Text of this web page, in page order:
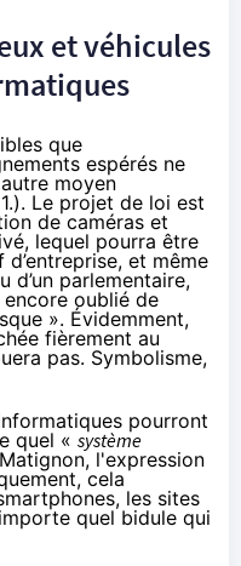
et véhicules
que
espérés ne
moyen
Le projet de loi est
de caméras et
lequel pourra être
d’entreprise, et même
d’un parlementaire,
oublié de
». Évidemment,
fièrement au
pas. Symbolisme,
pourront
quel « système
l'expression
cela
, les sites
quel bidule qui